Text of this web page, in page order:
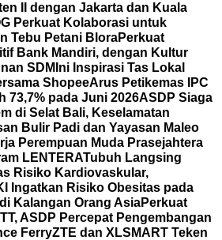
II dengan Jakarta dan Kuala
Perkuat Kolaborasi untuk
Tebu Petani BloraPerkuat
Bank Mandiri, dengan Kultur
SDM Ini Inspirasi Tas Lokal
ShopeeArus Petikemas IPC
73,7% pada Juni 2026ASDP Siaga
di Selat Bali, Keselamatan
Bulir Padi dan Yayasan Maleo
Perempuan Muda Prasejahtera
LENTERATubuh Langsing
Risiko Kardiovaskular,
Ingatkan Risiko Obesitas pada
Kalangan Orang AsiaPerkuat
ASDP Percepat Pengembangan
FerryZTE dan XLSMART Teken